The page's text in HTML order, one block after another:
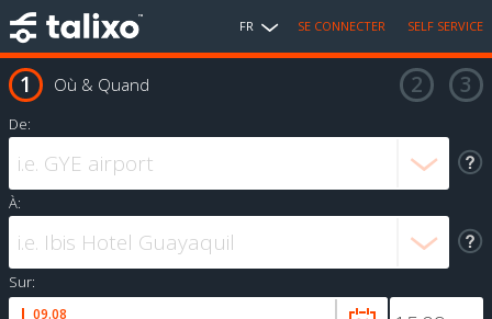
FR SE CONNECTER SELF SERVICE
Où & Quand
De:
À:
Sur:
09.08